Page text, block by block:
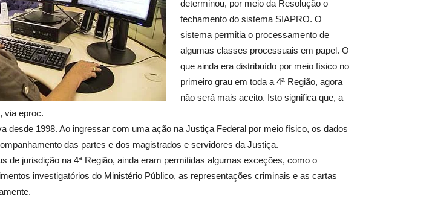
determinou, por meio da Resolução o
fechamento do sistema SIAPRO. O
sistema permitia o processamento de
algumas classes processuais em papel. O
que ainda era distribuído por meio físico no
primeiro grau em toda a 4ª Região, agora
não será mais aceito. Isto significa que, a
via eproc.
1998. Ao ingressar com uma ação na Justiça Federal por meio físico, os dados
das partes e dos magistrados e servidores da Justiça.
jurisdição na 4ª Região, ainda eram permitidas algumas exceções, como o
investigatórios do Ministério Público, as representações criminais e as cartas